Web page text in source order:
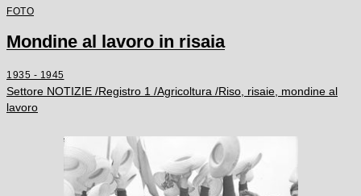
FOTO
Mondine al lavoro in risaia
1935 - 1945
Settore NOTIZIE /Registro 1 /Agricoltura /Riso, risaie, mondine al
lavoro